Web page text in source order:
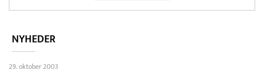
NYHEDER
29. oktober 2003